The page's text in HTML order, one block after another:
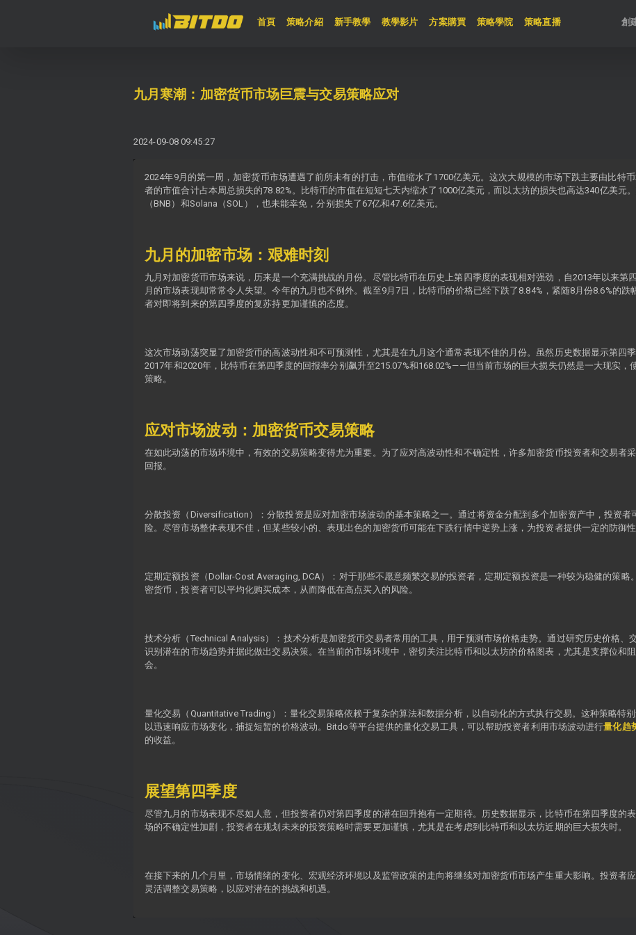
首頁(current)
策略介紹 新手教學 教學影片 方案購買 策略學院 策略直播 創
九月寒潮：加密货币市场巨震与交易策略应对
2024-09-08 09:45:27
2024年9月的第一周，加密货币市场遭遇了前所未有的打击，市值缩水了1700亿美元。这次大规模的市场下跌主要由比特
者的市值合计占本周总损失的78.82%。比特币的市值在短短七天内缩水了1000亿美元，而以太坊的损失也高达340亿美元
（BNB）和Solana（SOL），也未能幸免，分别损失了67亿和47.6亿美元。
九月的加密市场：艰难时刻
九月对加密货币市场来说，历来是一个充满挑战的月份。尽管比特币在历史上第四季度的表现相对强劲，自2013年以来第
月的市场表现却常常令人失望。今年的九月也不例外。截至9月7日，比特币的价格已经下跌了8.84%，紧随8月份8.6%的
者对即将到来的第四季度的复苏持更加谨慎的态度。
这次市场动荡突显了加密货币的高波动性和不可预测性，尤其是在九月这个通常表现不佳的月份。虽然历史数据显示第四
2017年和2020年，比特币在第四季度的回报率分别飙升至215.07%和168.02%——但当前市场的巨大损失仍然是一大现实，
策略。
应对市场波动：加密货币交易策略
在如此动荡的市场环境中，有效的交易策略变得尤为重要。为了应对高波动性和不确定性，许多加密货币投资者和交易者
回报。
分散投资（Diversification）：分散投资是应对加密市场波动的基本策略之一。通过将资金分配到多个加密资产中，投资者
险。尽管市场整体表现不佳，但某些较小的、表现出色的加密货币可能在下跌行情中逆势上涨，为投资者提供一定的防御性
定期定额投资（Dollar-Cost Averaging, DCA）：对于那些不愿意频繁交易的投资者，定期定额投资是一种较为稳健的策略
密货币，投资者可以平均化购买成本，从而降低在高点买入的风险。
技术分析（Technical Analysis）：技术分析是加密货币交易者常用的工具，用于预测市场价格走势。通过研究历史价格、
识别潜在的市场趋势并据此做出交易决策。在当前的市场环境中，密切关注比特币和以太坊的价格图表，尤其是支撑位和
会。
量化交易（Quantitative Trading）：量化交易策略依赖于复杂的算法和数据分析，以自动化的方式执行交易。这种策略特
以迅速响应市场变化，捕捉短暂的价格波动。Bitdo等平台提供的量化交易工具，可以帮助投资者利用市场波动进行量化趋
的收益。
展望第四季度
尽管九月的市场表现不尽如人意，但投资者仍对第四季度的潜在回升抱有一定期待。历史数据显示，比特币在第四季度的
场的不确定性加剧，投资者在规划未来的投资策略时需要更加谨慎，尤其是在考虑到比特币和以太坊近期的巨大损失时。
在接下来的几个月里，市场情绪的变化、宏观经济环境以及监管政策的走向将继续对加密货币市场产生重大影响。投资者
灵活调整交易策略，以应对潜在的挑战和机遇。